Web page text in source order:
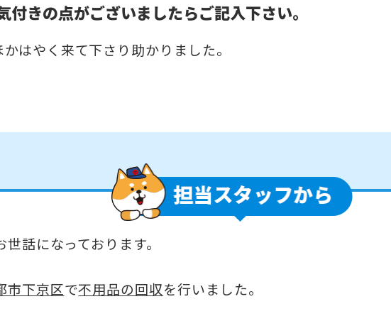
付きの点がございましたらご記入下さい。
はやく来て下さり助かりました。
話になっております。
市下京区で不用品の回収を行いました。